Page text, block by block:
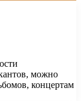
можно
концертам